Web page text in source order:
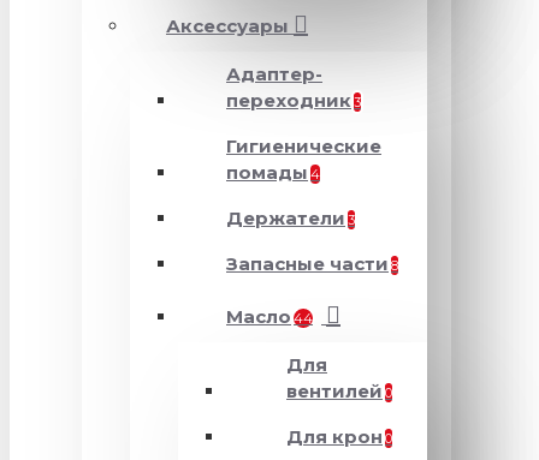
Аксессуары
Адаптер-
переходник 3
Гигиенические
помады 4
Держатели 3
Запасные части 8
Масло 44
Для
вентилей 0
Для крон 0